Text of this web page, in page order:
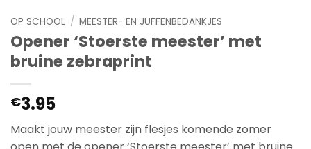
OP SCHOOL / MEESTER- EN JUFFENBEDANKJES
Opener ‘Stoerste meester’ met
bruine zebraprint
€3.95
Maakt jouw meester zijn flesjes komende zomer